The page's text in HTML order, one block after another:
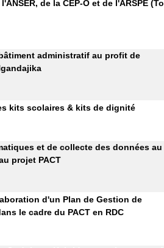
de la CEP-O et de l'ARSPE
administratif au profit de
kits scolaires & kits de dignité
et de collecte des données au
projet PACT
d'un Plan de Gestion de
le cadre du PACT en RDC